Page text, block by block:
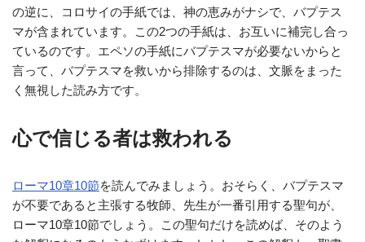
の逆に、コロサイの手紙では、神の恵みがナシで、バプテス
マが含まれています。この2つの手紙は、お互いに補完し合っ
ているのです。エペソの手紙にバプテスマが必要ないからと
言って、バプテスマを救いから排除するのは、文脈をまった
く無視した読み方です。
心で信じる者は救われる
ローマ10章10節を読んでみましょう。おそらく、バプテスマ
が不要であると主張する牧師、先生が一番引用する聖句が、
ローマ10章10節でしょう。この聖句だけを読めば、そのよう